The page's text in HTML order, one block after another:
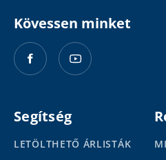
Kövessen minket
Segítség
LETÖLTHETŐ ÁRLISTÁK